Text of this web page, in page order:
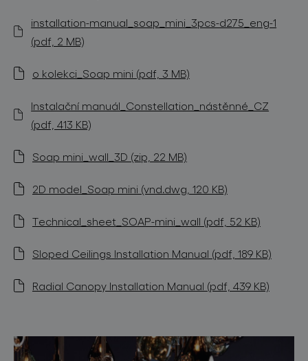
installation-manual_soap_mini_3pcs-d275_eng-1
(pdf, 2 MB)
o kolekci_Soap mini (pdf, 3 MB)
Instalační manuál_Constellation_nástěnné_CZ
(pdf, 413 KB)
Soap mini_wall_3D (zip, 22 MB)
2D model_Soap mini (vnd.dwg, 120 KB)
Technical_sheet_SOAP-mini_wall (pdf, 52 KB)
Sloped Ceilings Installation Manual (pdf, 189 KB)
Radial Canopy Installation Manual (pdf, 439 KB)